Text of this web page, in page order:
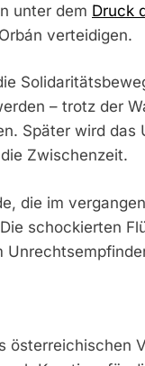
unter dem Druck
verteidigen.
– trotz der
Später wird das
Zwischenzeit.
die im
schockierten
österreichischen